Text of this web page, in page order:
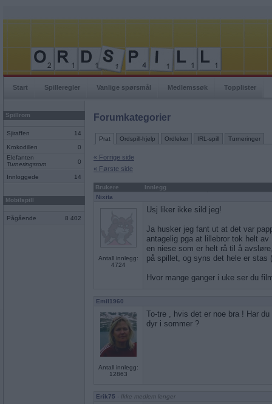
Start Spilleregler Vanlige spørsmål Medlemssøk Topplister
Spillrom
Sjiraffen 14
Krokodillen
0
Elefanten
Turneringsrom
0
Innloggede 14
Mobilspill
Pågående 8 402
Forumkategorier
Prat Ordspill-hjelp Ordleker IRL-spill Turneringer
« Forrige side
« Første side
Brukere
Innlegg
Nixita
Antall innlegg:
4724
Usj liker ikke sild jeg!
Ja husker jeg fant ut at det var
antagelig pga at lillebror tok helt
en niese som er helt rå til å
på spillet, og syns det hele er stas
Hvor mange ganger i uke ser du
Emil1960
Antall innlegg:
12863
To-tre , hvis det er noe bra ! Har
dyr i sommer ?
Erik75 - Ikke medlem lenger